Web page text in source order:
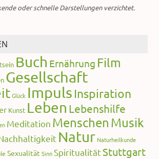
oder schnelle Darstellungen verzichtet.
Buch Ernährung Film
Gesellschaft
Glück Impuls Inspiration
Kunst Leben Lebenshilfe
Meditation Menschen Musik
Natur Naturheilkunde
Sexualität Sinn SpiritualitätStuttgart